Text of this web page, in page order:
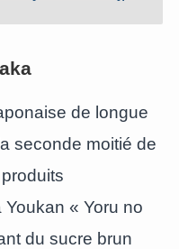
de longue
seconde moitié de
Youkan « Yoru no
du sucre brun